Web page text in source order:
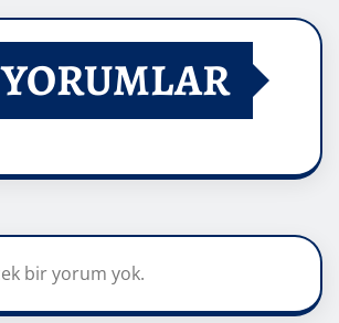
bir yorum yok.